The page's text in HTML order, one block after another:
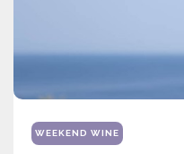
WEEKEND WINE